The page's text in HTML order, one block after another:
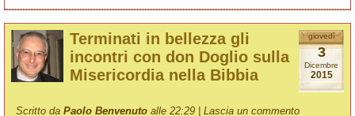
giovedì
3
Dicembre
2015
Terminati in bellezza gli
incontri con don Doglio sulla
Misericordia nella Bibbia
Scritto daPaolo Benvenuto alle 22:29 |Lascia un commento